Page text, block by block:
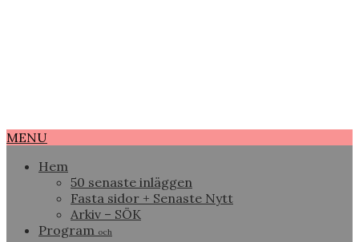
MENU
Hem
50 senaste inläggen
Fasta sidor + Senaste Nytt
Arkiv – SÖK
Program och